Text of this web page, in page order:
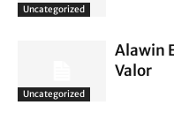
Uncategorized
Uncategorized
Alawin
Valor